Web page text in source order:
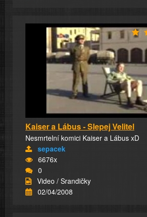
Kaiser a Lábus - Slepej Velitel
Nesmrtelní komici Kaiser a Lábus xD
sepacek
6676x
0
Video / Srandičky
02/04/2008